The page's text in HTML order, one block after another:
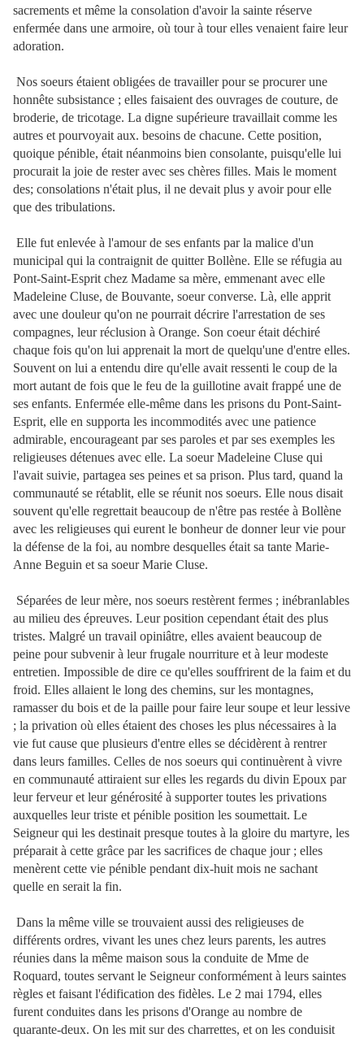
sacrements et même la consolation d'avoir la sainte réserve
enfermée dans une armoire, où tour à tour elles venaient faire leur
adoration.
Nos soeurs étaient obligées de travailler pour se procurer une
honnête subsistance ; elles faisaient des ouvrages de couture, de
broderie, de tricotage. La digne supérieure travaillait comme les
autres et pourvoyait aux. besoins de chacune. Cette position,
quoique pénible, était néanmoins bien consolante, puisqu'elle lui
procurait la joie de rester avec ses chères filles. Mais le moment
des; consolations n'était plus, il ne devait plus y avoir pour elle
que des tribulations.
Elle fut enlevée à l'amour de ses enfants par la malice d'un
municipal qui la contraignit de quitter Bollène. Elle se réfugia au
Pont-Saint-Esprit chez Madame sa mère, emmenant avec elle
Madeleine Cluse, de Bouvante, soeur converse. Là, elle apprit
avec une douleur qu'on ne pourrait décrire l'arrestation de ses
compagnes, leur réclusion à Orange. Son coeur était déchiré
chaque fois qu'on lui apprenait la mort de quelqu'une d'entre elles.
Souvent on lui a entendu dire qu'elle avait ressenti le coup de la
mort autant de fois que le feu de la guillotine avait frappé une de
ses enfants. Enfermée elle-même dans les prisons du Pont-Saint-
Esprit, elle en supporta les incommodités avec une patience
admirable, encourageant par ses paroles et par ses exemples les
religieuses détenues avec elle. La soeur Madeleine Cluse qui
l'avait suivie, partagea ses peines et sa prison. Plus tard, quand la
communauté se rétablit, elle se réunit nos soeurs. Elle nous disait
souvent qu'elle regrettait beaucoup de n'être pas restée à Bollène
avec les religieuses qui eurent le bonheur de donner leur vie pour
la défense de la foi, au nombre desquelles était sa tante Marie-
Anne Beguin et sa soeur Marie Cluse.
Séparées de leur mère, nos soeurs restèrent fermes ; inébranlables
au milieu des épreuves. Leur position cependant était des plus
tristes. Malgré un travail opiniâtre, elles avaient beaucoup de
peine pour subvenir à leur frugale nourriture et à leur modeste
entretien. Impossible de dire ce qu'elles souffrirent de la faim et du
froid. Elles allaient le long des chemins, sur les montagnes,
ramasser du bois et de la paille pour faire leur soupe et leur lessive
; la privation où elles étaient des choses les plus nécessaires à la
vie fut cause que plusieurs d'entre elles se décidèrent à rentrer
dans leurs familles. Celles de nos soeurs qui continuèrent à vivre
en communauté attiraient sur elles les regards du divin Epoux par
leur ferveur et leur générosité à supporter toutes les privations
auxquelles leur triste et pénible position les soumettait. Le
Seigneur qui les destinait presque toutes à la gloire du martyre, les
préparait à cette grâce par les sacrifices de chaque jour ; elles
menèrent cette vie pénible pendant dix-huit mois ne sachant
quelle en serait la fin.
Dans la même ville se trouvaient aussi des religieuses de
différents ordres, vivant les unes chez leurs parents, les autres
réunies dans la même maison sous la conduite de Mme de
Roquard, toutes servant le Seigneur conformément à leurs saintes
règles et faisant l'édification des fidèles. Le 2 mai 1794, elles
furent conduites dans les prisons d'Orange au nombre de
quarante-deux. On les mit sur des charrettes, et on les conduisit